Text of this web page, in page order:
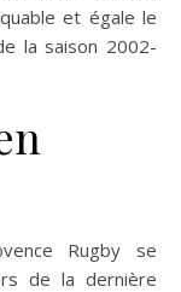
et égale le
la saison 2002-
Rugby se
de la dernière